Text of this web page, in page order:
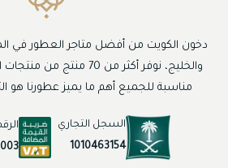
دخون الكويت من أفضل متاجر العطور في
والخليج، نوفر أكثر من 70
مناسبة للجميع أهم ما يميز عطورنا هو
السجل التجاري
1010463154